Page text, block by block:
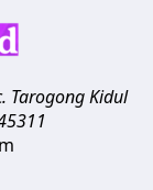
Tarogong Kidul